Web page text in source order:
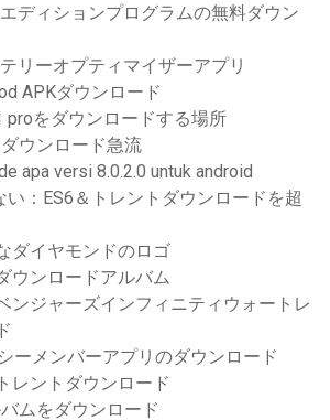
ディションプログラムの無料ダウン
リーオプティマイザーアプリ
APKダウンロード
proをダウンロードする場所
ウンロード急流
apa versi 8.0.2.0 untuk android
：ES6＆トレントダウンロードを超
ダイヤモンドのロゴ
ウンロードアルバム
ンジャーズインフィニティウォートレ
ーメンバーアプリのダウンロード
レントダウンロード
ムをダウンロード